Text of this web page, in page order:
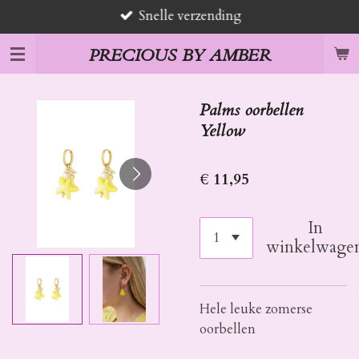
direct
naar
de
hoofdinhoud
PRECIOUS BY AMBER
Snelle verzending
Palms oorbellen
Yellow
€ 11,95
In
Hele leuke zomerse
oorbellen